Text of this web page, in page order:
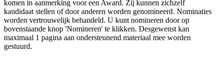
komen in aanmerking voor een Award. Zij kunnen zichzelf
kandidaat stellen of door anderen worden genomineerd. Nominaties
worden vertrouwelijk behandeld. U kunt nomineren door op
bovenstaande knop 'Nomineren' te klikken. Desgewenst kan
maximaal 1 pagina aan ondersteunend materiaal mee worden
gestuurd.